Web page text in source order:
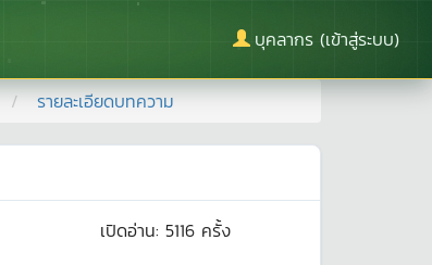
บุคลากร (เข้าสู่ระบบ)
รายละเอียดบทความ
เปิดอ่าน: 5116 ครั้ง